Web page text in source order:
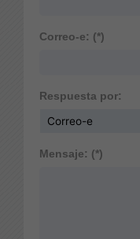
Correo-e: (*)
Respuesta por:
Mensaje: (*)